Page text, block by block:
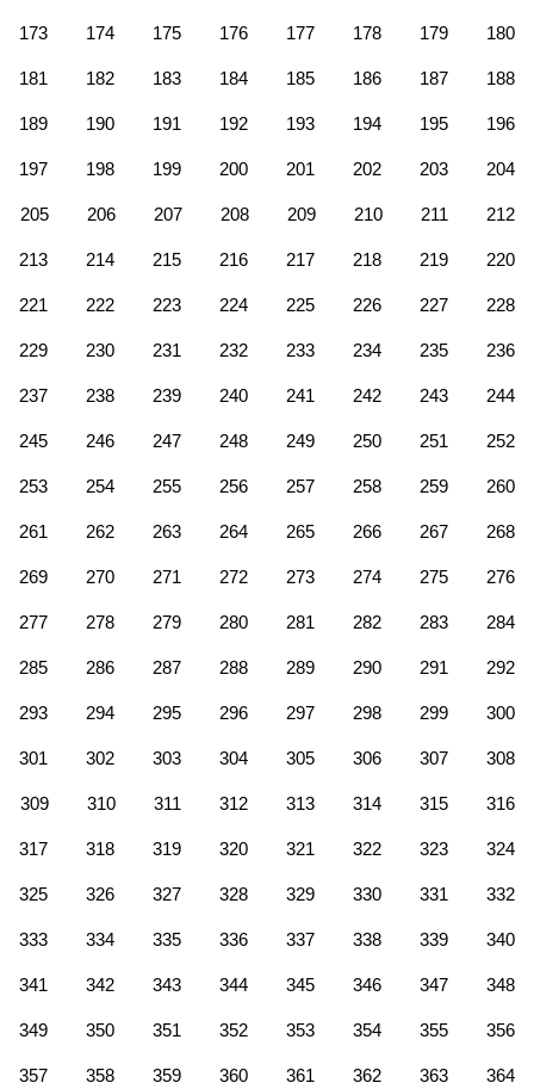
173 174 175 176 177 178 179 180
181 182 183 184 185 186 187 188
189 190 191 192 193 194 195 196
197 198 199 200 201 202 203 204
205 206 207 208 209 210 211 212
213 214 215 216 217 218 219 220
221 222 223 224 225 226 227 228
229 230 231 232 233 234 235 236
237 238 239 240 241 242 243 244
245 246 247 248 249 250 251 252
253 254 255 256 257 258 259 260
261 262 263 264 265 266 267 268
269 270 271 272 273 274 275 276
277 278 279 280 281 282 283 284
285 286 287 288 289 290 291 292
293 294 295 296 297 298 299 300
301 302 303 304 305 306 307 308
309 310 311 312 313 314 315 316
317 318 319 320 321 322 323 324
325 326 327 328 329 330 331 332
333 334 335 336 337 338 339 340
341 342 343 344 345 346 347 348
349 350 351 352 353 354 355 356
357 358 359 360 361 362 363 364